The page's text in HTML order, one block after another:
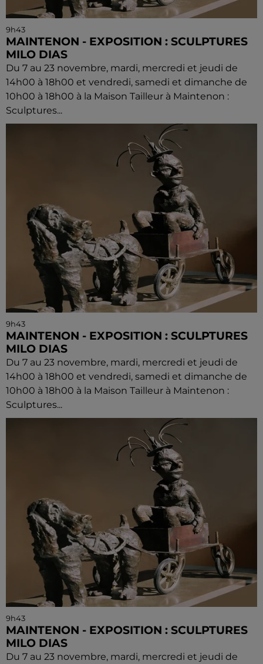
9h43
MAINTENON - EXPOSITION : SCULPTURES
MILO DIAS
Du 7 au 23 novembre, mardi, mercredi et jeudi de
14h00 à 18h00 et vendredi, samedi et dimanche de
10h00 à 18h00 à la Maison Tailleur à Maintenon :
Sculptures...
9h43
MAINTENON - EXPOSITION : SCULPTURES
MILO DIAS
Du 7 au 23 novembre, mardi, mercredi et jeudi de
14h00 à 18h00 et vendredi, samedi et dimanche de
10h00 à 18h00 à la Maison Tailleur à Maintenon :
Sculptures...
9h43
MAINTENON - EXPOSITION : SCULPTURES
MILO DIAS
Du 7 au 23 novembre, mardi, mercredi et jeudi de